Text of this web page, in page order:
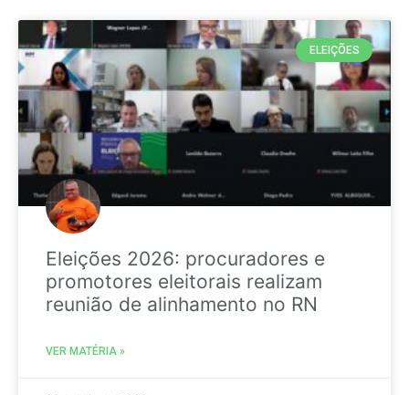
ELEIÇÕES
Eleições 2026: procuradores e
promotores eleitorais realizam
reunião de alinhamento no RN
VER MATÉRIA »